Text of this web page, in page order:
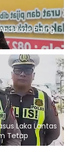
Paling
Laka Lantas
Tetap